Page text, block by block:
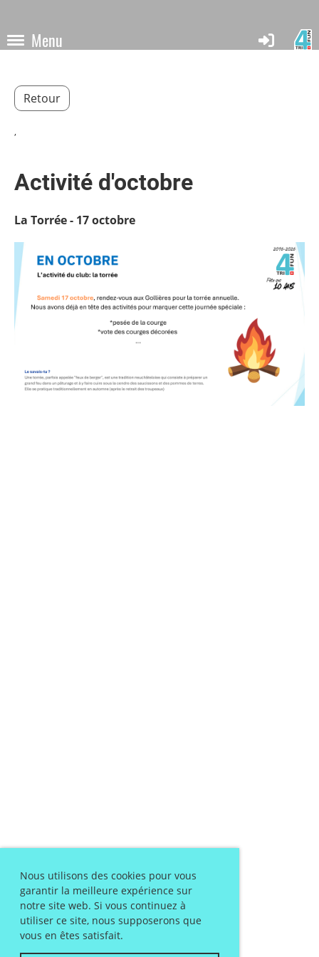
Nous utilisons des cookies pour vous
garantir la meilleure expérience sur
notre site web. Si vous continuez à
utiliser ce site, nous supposerons que
vous en êtes satisfait.
Menu
Retour
,
Activité d'octobre
La Torrée - 17 octobre